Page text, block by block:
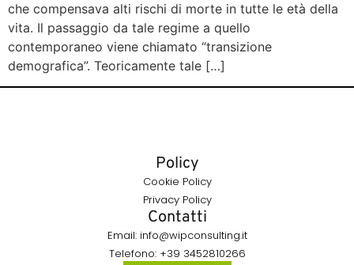
che compensava alti rischi di morte in tutte le età della
vita. Il passaggio da tale regime a quello
contemporaneo viene chiamato “transizione
demografica”. Teoricamente tale […]
Policy
Cookie Policy
Privacy Policy
Contatti
Email: info@wipconsulting.it
Telefono: +39 3452810266